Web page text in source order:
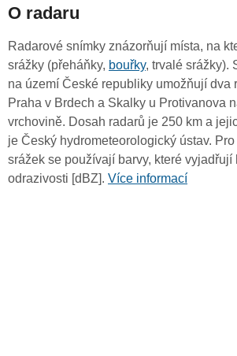
O radaru
Radarové snímky znázorňují místa, na
srážky (přeháňky, bouřky, trvalé srážky).
na území České republiky umožňují dva
Praha v Brdech a Skalky u Protivanova
vrchovině. Dosah radarů je 250 km a
je Český hydrometeorologický ústav.
srážek se používají barvy, které vyjadřují
odrazivosti [dBZ]. Více informací